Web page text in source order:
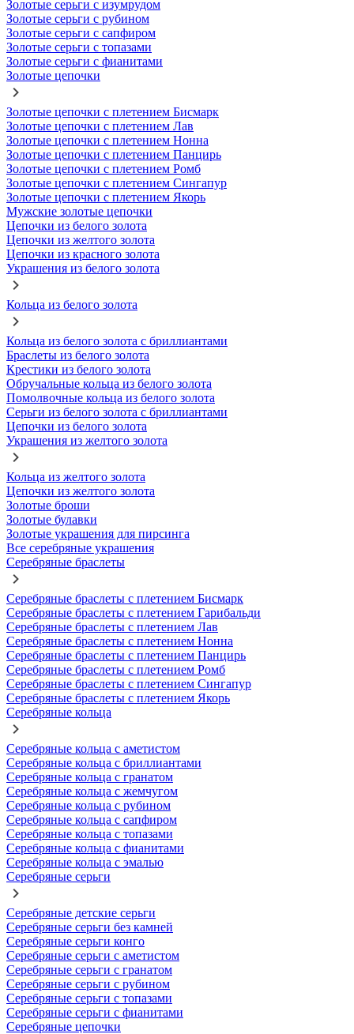
Золотые серьги с изумрудом
Золотые серьги с рубином
Золотые серьги с сапфиром
Золотые серьги с топазами
Золотые серьги с фианитами
Золотые цепочки
Золотые цепочки с плетением Бисмарк
Золотые цепочки с плетением Лав
Золотые цепочки с плетением Нонна
Золотые цепочки с плетением Панцирь
Золотые цепочки с плетением Ромб
Золотые цепочки с плетением Сингапур
Золотые цепочки с плетением Якорь
Мужские золотые цепочки
Цепочки из белого золота
Цепочки из желтого золота
Цепочки из красного золота
Украшения из белого золота
Кольца из белого золота
Кольца из белого золота с бриллиантами
Браслеты из белого золота
Крестики из белого золота
Обручальные кольца из белого золота
Помолвочные кольца из белого золота
Серьги из белого золота с бриллиантами
Цепочки из белого золота
Украшения из желтого золота
Кольца из желтого золота
Цепочки из желтого золота
Золотые броши
Золотые булавки
Золотые украшения для пирсинга
Все серебряные украшения
Серебряные браслеты
Серебряные браслеты с плетением Бисмарк
Серебряные браслеты с плетением Гарибальди
Серебряные браслеты с плетением Лав
Серебряные браслеты с плетением Нонна
Серебряные браслеты с плетением Панцирь
Серебряные браслеты с плетением Ромб
Серебряные браслеты с плетением Сингапур
Серебряные браслеты с плетением Якорь
Серебряные кольца
Серебряные кольца с аметистом
Серебряные кольца с бриллиантами
Серебряные кольца с гранатом
Серебряные кольца с жемчугом
Серебряные кольца с рубином
Серебряные кольца с сапфиром
Серебряные кольца с топазами
Серебряные кольца с фианитами
Серебряные кольца с эмалью
Серебряные серьги
Серебряные детские серьги
Серебряные серьги без камней
Серебряные серьги конго
Серебряные серьги с аметистом
Серебряные серьги с гранатом
Серебряные серьги с рубином
Серебряные серьги с топазами
Серебряные серьги с фианитами
Серебряные цепочки